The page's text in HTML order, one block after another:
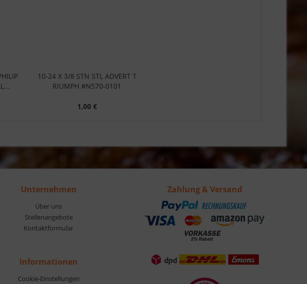
10-24 X 3/8 STN STL ADVERT T
RIUMPH #N570-0101
1,00 €
Unternehmen
Über uns
Stellenangebote
Kontaktformular
Informationen
Cookie-Einstellungen
Zahlung & Versand